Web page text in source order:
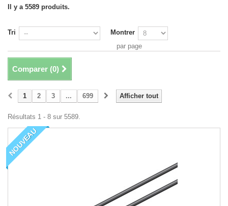
Il y a 5589 produits.
Tri
Montrer
par page
Comparer (0)
Afficher tout
1 2 3 ... 699
Résultats 1 - 8 sur 5589.
NOUVEAU